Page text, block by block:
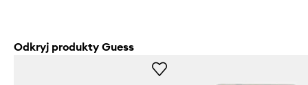
Odkryj produkty Guess